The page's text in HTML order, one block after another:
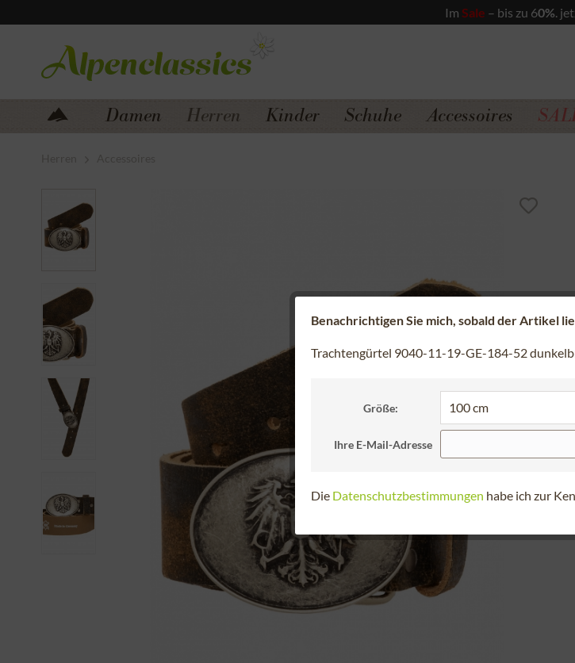
Im Sale – bis zu 60%.
Damen Herren Kinder Schuhe Accessoires
Benachrichtigen Sie mich, sobald der Artikel
Trachtengürtel 9040-11-19-GE-184-52
Größe:
Ihre E-Mail-Adresse
Die Datenschutzbestimmungen habe ich zur